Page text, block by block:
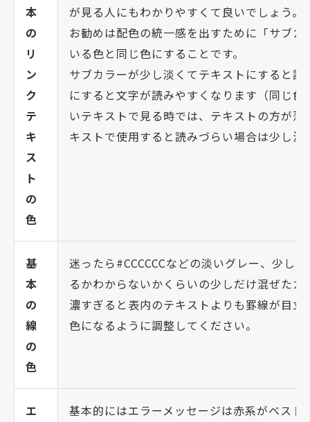
本
の
リ
ン
ク
テ
キ
ス
ト
の
色
が見る人にもわかりやすくて良いでしょう。
お勧めは配色の統一感を出すために「サブ
いる色と同じ色にすることです。
サブカラーが少し淡くてテキストにすると
にすると文字が読みやすくなります（同じ
いテキストで見る時では、テキストの方が
キストで使用すると読みづらい場合は少し
基
本
の
線
の
色
迷ったら#CCCCCCなどの淡いグレー、少し
るかわからないかくらいの少しだけ混ぜた
濃すぎると表内のテキストよりも罫線が目
色になるように調整してください。
エ
基本的にはエラーメッセージは赤系がベスト